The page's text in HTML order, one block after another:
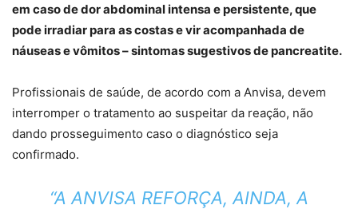
em caso de dor abdominal intensa e persistente, que
pode irradiar para as costas e vir acompanhada de
náuseas e vômitos – sintomas sugestivos de pancreatite.
Profissionais de saúde, de acordo com a Anvisa, devem
interromper o tratamento ao suspeitar da reação, não
dando prosseguimento caso o diagnóstico seja
confirmado.
“A ANVISA REFORÇA, AINDA, A